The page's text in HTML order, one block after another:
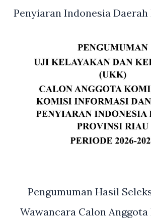
Pembahasan
Anggaran
Penyiaran Indonesia Daerah
Pengumuman Hasil
Wawancara Calon